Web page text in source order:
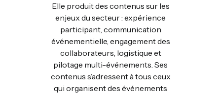
Elle produit des contenus sur les
enjeux du secteur : expérience
participant, communication
événementielle, engagement des
collaborateurs, logistique et
pilotage multi-événements. Ses
contenus s’adressent à tous ceux
qui organisent des événements